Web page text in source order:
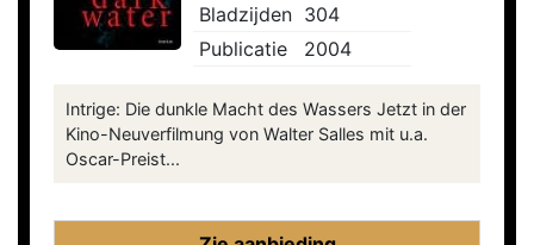
Bladzijden 304
Publicatie
2004
Intrige: Die dunkle Macht des Wassers Jetzt in der
Kino-Neuverfilmung von Walter Salles mit u.a.
Oscar-Preist...